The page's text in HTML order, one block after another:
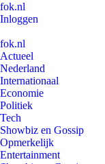
fok.nl
Inloggen
fok.nl
Actueel
Nederland
Internationaal
Economie
Politiek
Tech
Showbiz en Gossip
Opmerkelijk
Entertainment